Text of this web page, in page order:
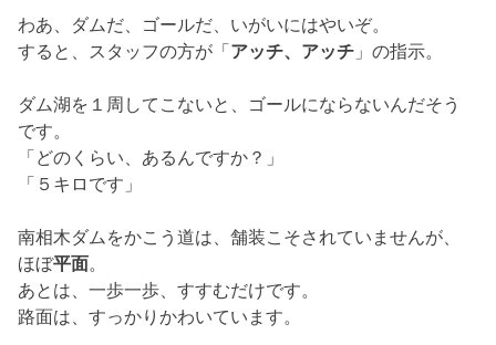
わあ、ダムだ、ゴールだ、いがいにはやいぞ。
すると、スタッフの方が「アッチ、アッチ 」の指示。
ダム湖を１周してこないと、ゴールにならないんだそう
です。
「どのくらい、あるんですか？」
「５キロです」
南相木ダムをかこう道は、舗装こそされていませんが、
ほぼ平面。
あとは、一歩一歩、すすむだけです。
路面は、すっかりかわいています。